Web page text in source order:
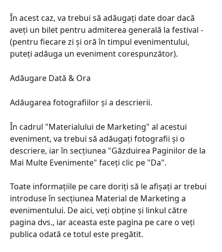
În acest caz, va trebui să adăugați date doar dacă
aveți un bilet pentru admiterea generală la festival -
(pentru fiecare zi și oră în timpul evenimentului,
puteți adăuga un eveniment corespunzător).
Adăugare Dată & Ora
Adăugarea fotografiilor și a descrierii.
În cadrul "Materialului de Marketing" al acestui
eveniment, va trebui să adăugați fotografii și o
descriere, iar în secțiunea "Găzduirea Paginilor de la
Mai Multe Evenimente" faceți clic pe "Da".
Toate informațiile pe care doriți să le afișați ar trebui
introduse în secțiunea Material de Marketing a
evenimentului. De aici, veți obține și linkul către
pagina dvs., iar aceasta este pagina pe care o veți
publica odată ce totul este pregătit.